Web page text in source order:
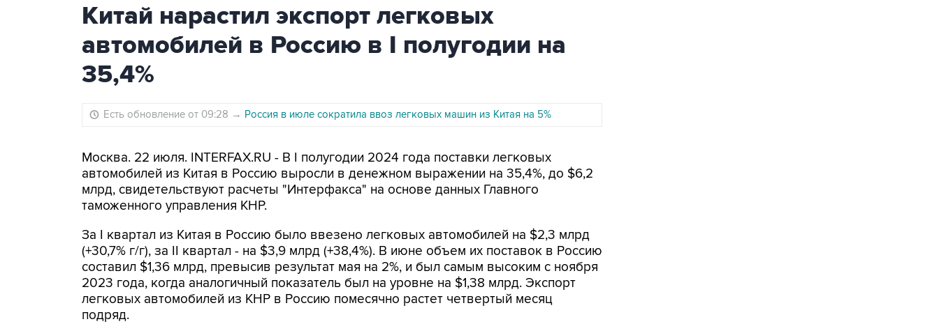
Китай нарастил экспорт легковых
автомобилей в Россию в I полугодии на
35,4%
Есть обновление от 09:28 → Россия в июле сократила ввоз легковых машин из Китая на 5%
Москва. 22 июля. INTERFAX.RU - В I полугодии 2024 года поставки легковых
автомобилей из Китая в Россию выросли в денежном выражении на 35,4%, до $6,2
млрд, свидетельствуют расчеты "Интерфакса" на основе данных Главного
таможенного управления КНР.
За I квартал из Китая в Россию было ввезено легковых автомобилей на $2,3 млрд
(+30,7% г/г), за II квартал - на $3,9 млрд (+38,4%). В июне объем их поставок в Россию
составил $1,36 млрд, превысив результат мая на 2%, и был самым высоким с ноября
2023 года, когда аналогичный показатель был на уровне на $1,38 млрд. Экспорт
легковых автомобилей из КНР в Россию помесячно растет четвертый месяц
подряд.